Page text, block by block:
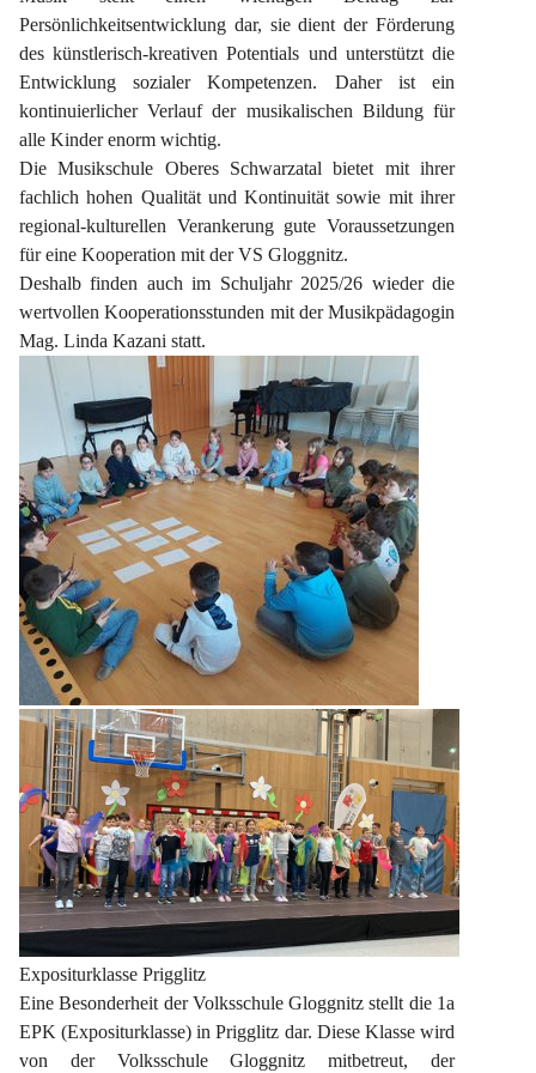
Persönlichkeitsentwicklung dar, sie dient der Förderung
des künstlerisch-kreativen Potentials und unterstützt die
Entwicklung sozialer Kompetenzen. Daher ist ein
kontinuierlicher Verlauf der musikalischen Bildung für
alle Kinder enorm wichtig.
Die Musikschule Oberes Schwarzatal bietet mit ihrer
fachlich hohen Qualität und Kontinuität sowie mit ihrer
regional-kulturellen Verankerung gute Voraussetzungen
für eine Kooperation mit der VS Gloggnitz.
Deshalb finden auch im Schuljahr 2025/26 wieder die
wertvollen Kooperationsstunden mit der Musikpädagogin
Mag. Linda Kazani statt.
Expositurklasse Prigglitz
Eine Besonderheit der Volksschule Gloggnitz stellt die 1a
EPK (Expositurklasse) in Prigglitz dar. Diese Klasse wird
von der Volksschule Gloggnitz mitbetreut, der